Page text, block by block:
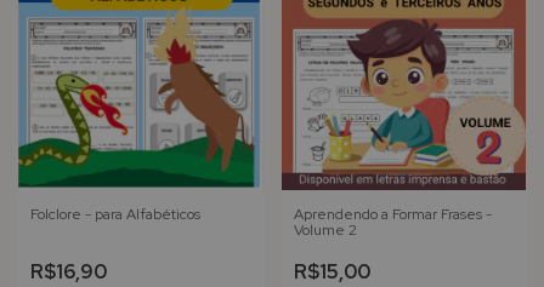
Folclore - para Alfabéticos
R$16,90
Aprendendo a Formar Frases -
Volume 2
R$15,00